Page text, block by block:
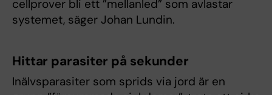
cellprover bli ett ”mellanled” som avlastar
systemet, säger Johan Lundin.
Hittar parasiter på sekunder
Inälvsparasiter som sprids via jord är en